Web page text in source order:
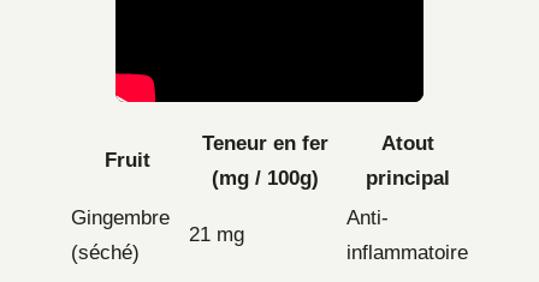
Fruit
Teneur en fer
(mg / 100g)
Atout
principal
Gingembre
(séché)
21 mg
Anti-
inflammatoire